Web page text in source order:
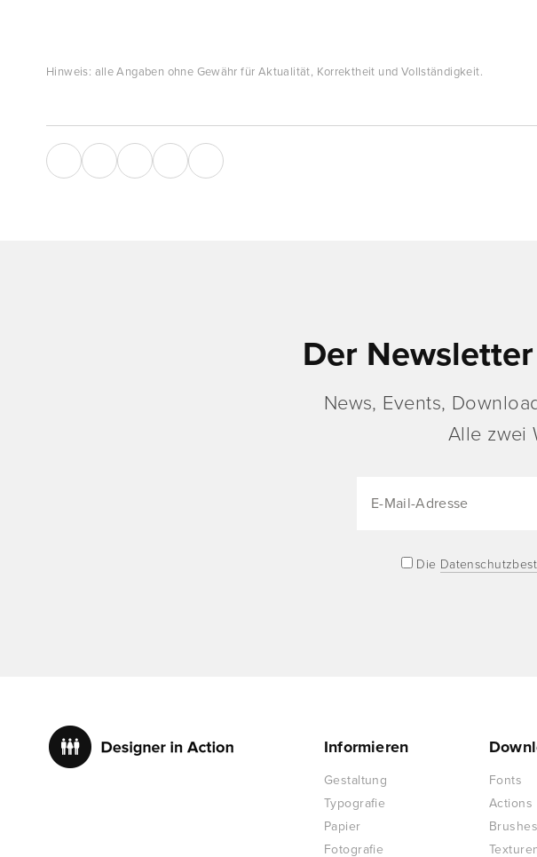
Hinweis: alle Angaben ohne Gewähr für Aktualität, Korrektheit und Vollständigkeit.
Der
News, Events,
Alle zwei
Die
Informieren
Gestaltung
Typografie
Papier
Fotografie
Fonts
Actions
Brushes